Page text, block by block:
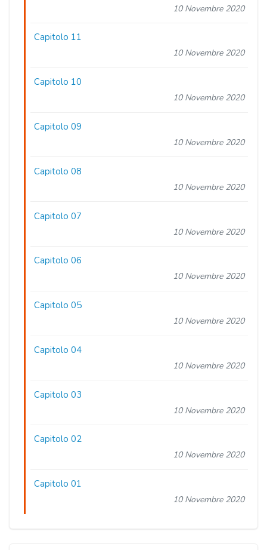
10 Novembre 2020
Capitolo 11
10 Novembre 2020
Capitolo 10
10 Novembre 2020
Capitolo 09
10 Novembre 2020
Capitolo 08
10 Novembre 2020
Capitolo 07
10 Novembre 2020
Capitolo 06
10 Novembre 2020
Capitolo 05
10 Novembre 2020
Capitolo 04
10 Novembre 2020
Capitolo 03
10 Novembre 2020
Capitolo 02
10 Novembre 2020
Capitolo 01
10 Novembre 2020